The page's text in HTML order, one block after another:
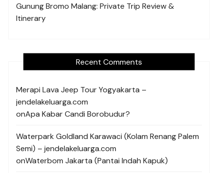
Gunung Bromo Malang: Private Trip Review &
Itinerary
Recent Comments
Merapi Lava Jeep Tour Yogyakarta –
jendelakeluarga.com
onApa Kabar Candi Borobudur?
Waterpark Goldland Karawaci (Kolam Renang Palem
Semi) – jendelakeluarga.com
onWaterbom Jakarta (Pantai Indah Kapuk)